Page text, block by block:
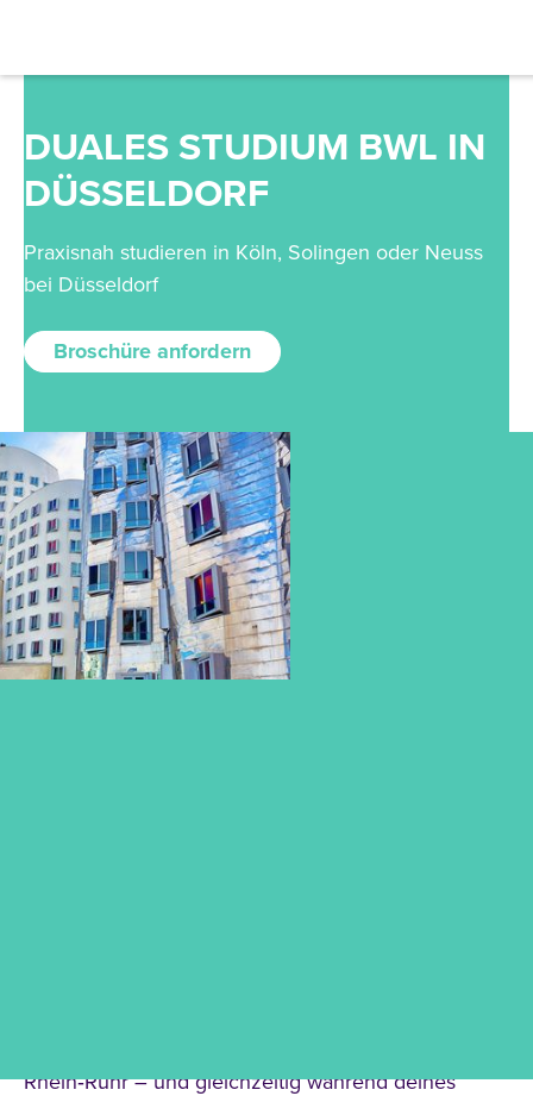
DUALES STUDIUM BWL IN
DÜSSELDORF
Praxisnah studieren in Köln, Solingen oder Neuss
bei Düsseldorf
Broschüre anfordern
Rhein‑Ruhr – und gleichzeitig während deines